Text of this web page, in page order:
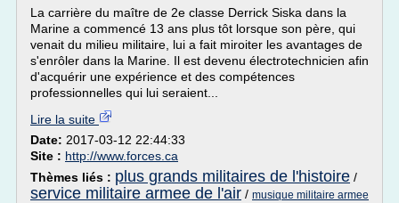
La carrière du maître de 2e classe Derrick Siska dans la
Marine a commencé 13 ans plus tôt lorsque son père, qui
venait du milieu militaire, lui a fait miroiter les avantages de
s'enrôler dans la Marine. Il est devenu électrotechnicien afin
d'acquérir une expérience et des compétences
professionnelles qui lui seraient...
Lire la suite
Date: 2017-03-12 22:44:33
Site : http://www.forces.ca
Thèmes liés : plus grands militaires de l'histoire /
service militaire armee de l'air / musique militaire armee